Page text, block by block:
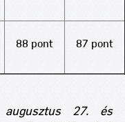
88 pont 87 pont
augusztus 27. és